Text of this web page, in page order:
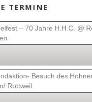
p
c
a
r
t
b
TERMINE
– 70 Jahre H.H.C. @
Besuch des
Rottweil